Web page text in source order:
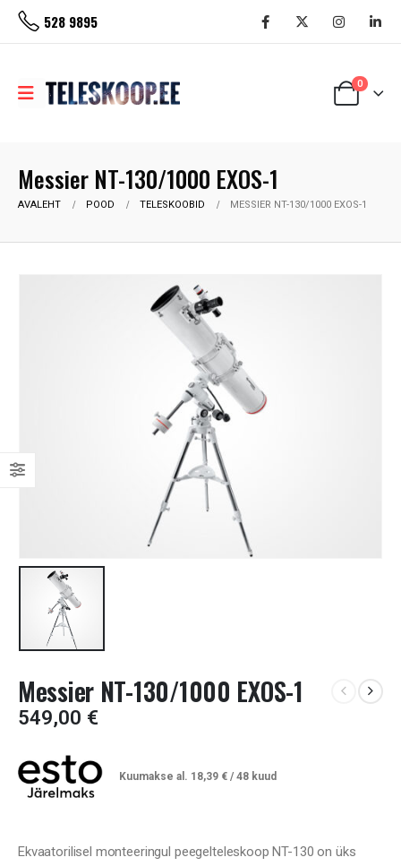
528 9895
0
Messier NT-130/1000 EXOS-1
AVALEHT POOD TELESKOOBID MESSIER NT-130/1000 EXOS-1
Messier NT-130/1000 EXOS-1
549,00 €
Kuumakse al. 18,39 € / 48 kuud
Ekvaatorilisel monteeringul peegelteleskoop NT-130 on üks